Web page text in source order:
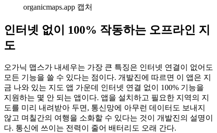
organicmaps.app 캡처
인터넷 없이 100% 작동하는 오프라인 지
도
오가닉 맵스가 내세우는 가장 큰 특징은 인터넷 연결이 없어도
모든 기능을 쓸 수 있다는 점이다. 개발진에 따르면 이 앱은 지
금 나와 있는 지도 앱 가운데 인터넷 연결 없이 100% 기능을
지원하는 몇 안 되는 앱이다. 앱을 설치하고 필요한 지역의 지
도를 미리 내려받아 두면, 통신망에 아무런 데이터도 보내지
않고 며칠간의 여행을 소화할 수 있다는 것이 개발진의 설명이
다. 통신에 쓰이는 전력이 줄어 배터리도 오래 간다.